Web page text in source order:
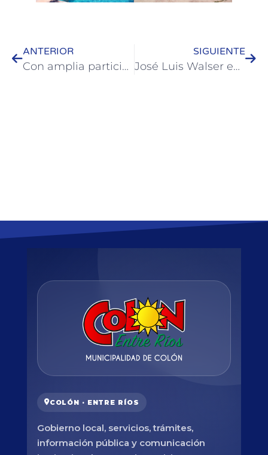
ANTERIOR
Con amplia participación se llevó adelante la edición 2023 de La Noche de los Museos
SIGUIENTE
José Luis Walser evaluó la situación de los evacuados por la creciente junto a la ministra Marisa Paira
COLÓN · ENTRE RÍOS
Gobierno local, servicios, trámites,
información pública y comunicación